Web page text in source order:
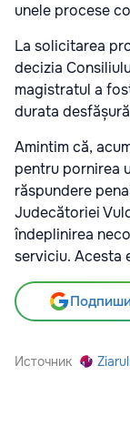
unele procese
La solicitarea
decizia
magistratul a
durata
Amintim că,
pentru pornirea
răspundere
Judecătoriei
îndeplinirea
serviciu. Acesta
Источник